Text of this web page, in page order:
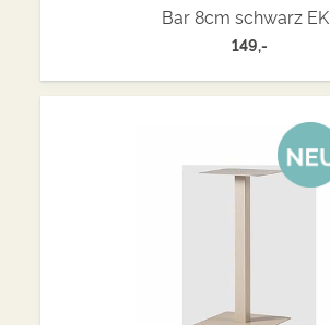
Bar 8cm schwarz EK
149,-